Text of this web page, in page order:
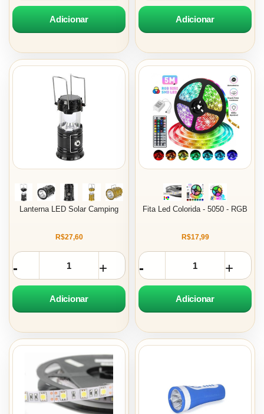
Adicionar Adicionar
Lanterna LED Solar Camping
R$27,60
Adicionar
Fita Led Colorida - 5050 - RGB
R$17,99
Adicionar